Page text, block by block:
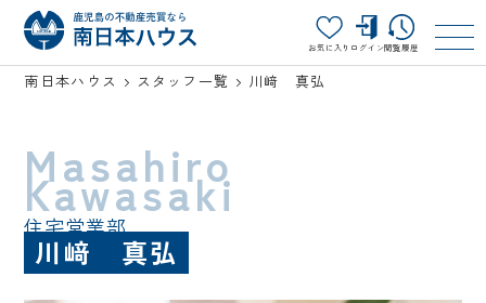
お気に入り ログイン閲覧履歴
南日本ハウス スタッフ一覧 川﨑 真弘
Masahiro
Kawasaki
住宅営業部
川﨑 真弘